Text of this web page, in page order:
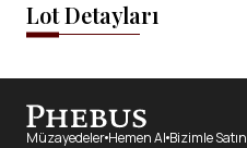
Lot Detayları
Müzayedeler Hemen Al Bizimle Satın